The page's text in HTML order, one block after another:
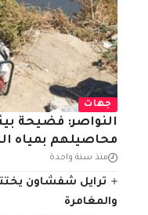
جهات
النواصر: فضيحة
محاصيلهم بمياه
منذ سنة واحدة
ترايل شفشاون
والمغامرة